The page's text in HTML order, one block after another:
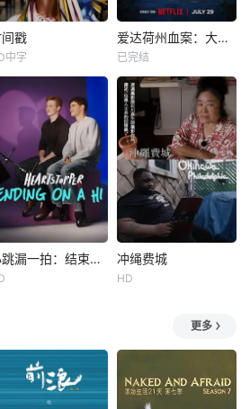
戳
中字
爱达荷州血案：大学梦魇
已完结
心跳漏一拍：结束在一声嗨 冲绳费城
HD
更多